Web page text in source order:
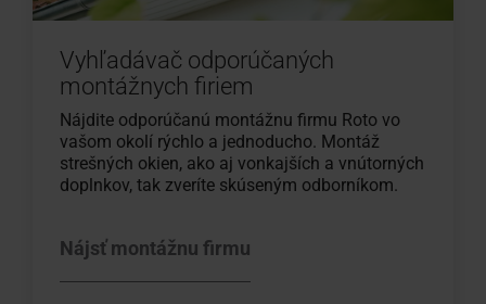
Vyhľadávač odporúčaných
montážnych firiem
Nájdite odporúčanú montážnu firmu Roto vo
vašom okolí rýchlo a jednoducho. Montáž
strešných okien, ako aj vonkajších a vnútorných
doplnkov, tak zveríte skúseným odborníkom.
Nájsť montážnu firmu